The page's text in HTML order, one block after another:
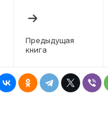
Предыдущая
книга